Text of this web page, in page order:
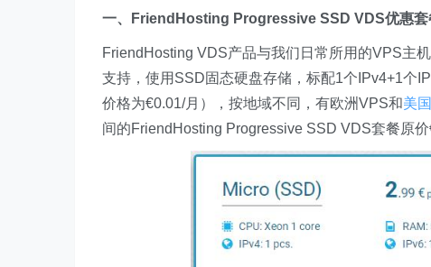
一、FriendHosting Progressive SSD VDS优惠套
FriendHosting VDS产品与我们日常所用的VPS主
支持，使用SSD固态硬盘存储，标配1个IPv4+1个
价格为€0.01/月），按地域不同，有欧洲VPS和美
间的FriendHosting Progressive SSD VDS套餐原